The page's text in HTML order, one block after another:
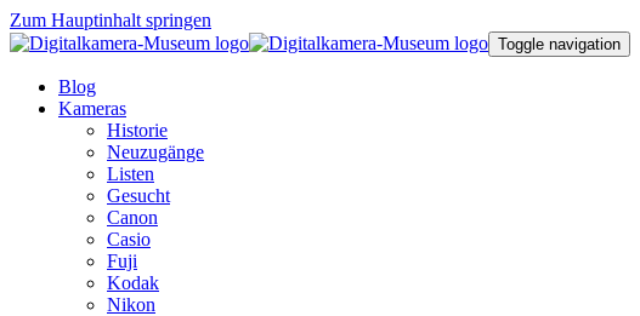
Zum Hauptinhalt springen
Toggle navigation
Blog
Kameras
Historie
Neuzugänge
Listen
Gesucht
Canon
Casio
Fuji
Kodak
Nikon